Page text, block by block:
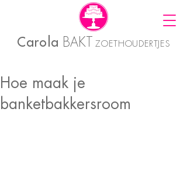
Carola BAKT ZOETHOUDERTJES
Hoe maak je
banketbakkersroom